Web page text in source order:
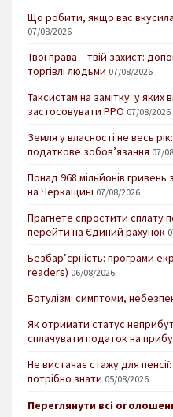
Що робити, якщо вас
07/08/2026
Твої права – твій захист:
торгівлі людьми 07/08/2026
Таксистам на замітку: у яких
застосовувати РРО 07/08/2026
Земля у власності не весь
податкове зобов’язання 07/
Понад 968 мільйонів
на Черкащині 07/08/2026
Прагнете спростити сплату
перейти на Єдиний рахунок
Безбар’єрність: програми
readers) 06/08/2026
Ботулізм: симптоми,
Як отримати статус
сплачувати податок на
Не вистачає стажу для
потрібно знати 05/08/2026
Переглянути всі